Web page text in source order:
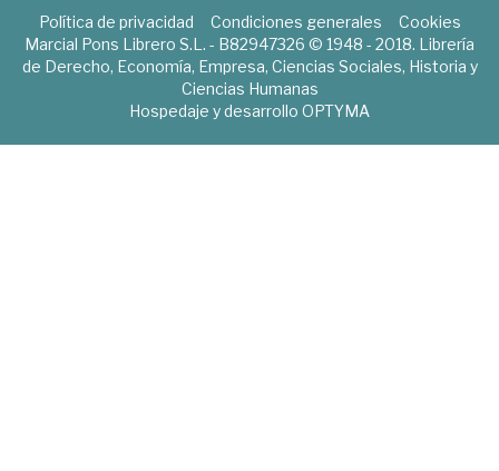
Política de privacidad Condiciones generales
Cookies
Marcial Pons Librero S.L. - B82947326 © 1948 - 2018. Librería
de Derecho, Economía, Empresa, Ciencias Sociales, Historia y
Ciencias Humanas
Hospedaje y desarrollo OPTYMA